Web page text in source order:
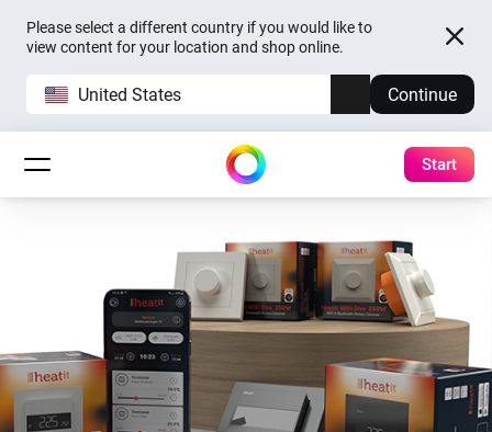
Please select a different country if you would like to
view content for your location and shop online.
United States Continue
Start